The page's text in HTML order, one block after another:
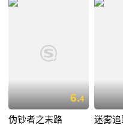
6.4
伪钞者之末路 迷雾追